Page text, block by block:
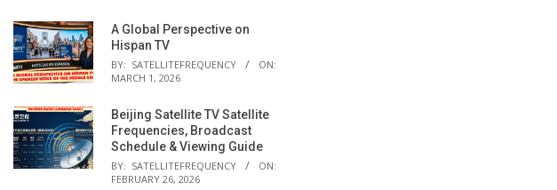
A Global Perspective on
Hispan TV
BY: SATELLITEFREQUENCY
ON:
MARCH 1, 2026
Beijing Satellite TV Satellite
Frequencies, Broadcast
Schedule & Viewing Guide
BY: SATELLITEFREQUENCY
ON:
FEBRUARY 26, 2026